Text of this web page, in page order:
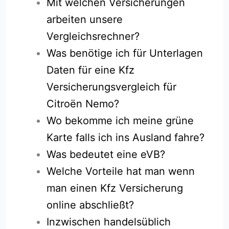
Mit welchen Versicherungen
arbeiten unsere
Vergleichsrechner?
Was benötige ich für Unterlagen
Daten für eine Kfz
Versicherungsvergleich für
Citroën Nemo?
Wo bekomme ich meine grüne
Karte falls ich ins Ausland fahre?
Was bedeutet eine eVB?
Welche Vorteile hat man wenn
man einen Kfz Versicherung
online abschließt?
Inzwischen handelsüblich